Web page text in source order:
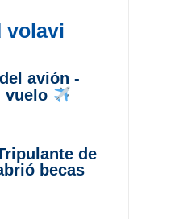
volavi
avión -
vuelo
de
becas